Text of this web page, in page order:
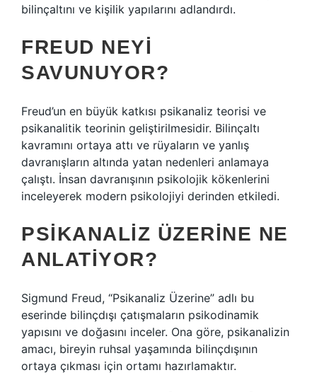
bilinçaltını ve kişilik yapılarını adlandırdı.
FREUD NEYI
SAVUNUYOR?
Freud’un en büyük katkısı psikanaliz teorisi ve
psikanalitik teorinin geliştirilmesidir. Bilinçaltı
kavramını ortaya attı ve rüyaların ve yanlış
davranışların altında yatan nedenleri anlamaya
çalıştı. İnsan davranışının psikolojik kökenlerini
inceleyerek modern psikolojiyi derinden etkiledi.
PSIKANALIZ ÜZERINE NE
ANLATIYOR?
Sigmund Freud, “Psikanaliz Üzerine” adlı bu
eserinde bilinçdışı çatışmaların psikodinamik
yapısını ve doğasını inceler. Ona göre, psikanalizin
amacı, bireyin ruhsal yaşamında bilinçdışının
ortaya çıkması için ortamı hazırlamaktır.